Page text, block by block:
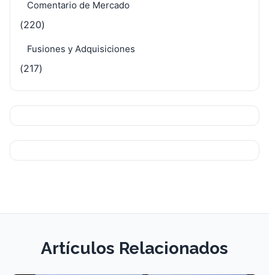
Comentario de Mercado
(220)
Fusiones y Adquisiciones
(217)
Artículos Relacionados